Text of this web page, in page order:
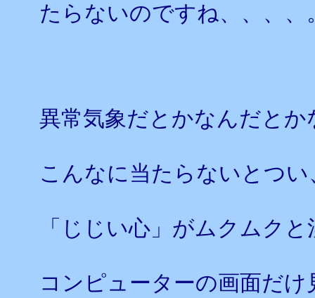
たらないのですね、、、、
異常気象だとかなんだと
こんなに当たらないとつい
「じじい心」がムクムク
コンピューターの画面だ